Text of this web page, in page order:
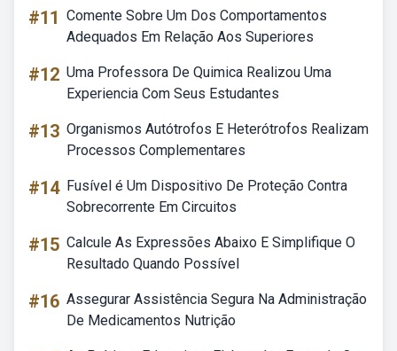
#11 Comente Sobre Um Dos Comportamentos
Adequados Em Relação Aos Superiores
#12 Uma Professora De Quimica Realizou Uma
Experiencia Com Seus Estudantes
#13 Organismos Autótrofos E Heterótrofos Realizam
Processos Complementares
#14 Fusível é Um Dispositivo De Proteção Contra
Sobrecorrente Em Circuitos
#15 Calcule As Expressões Abaixo E Simplifique O
Resultado Quando Possível
#16 Assegurar Assistência Segura Na Administração
De Medicamentos Nutrição